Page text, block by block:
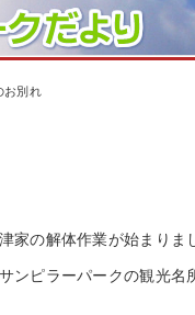
お別れ
家の解体作業が始まりま
ンピラーパークの観光名